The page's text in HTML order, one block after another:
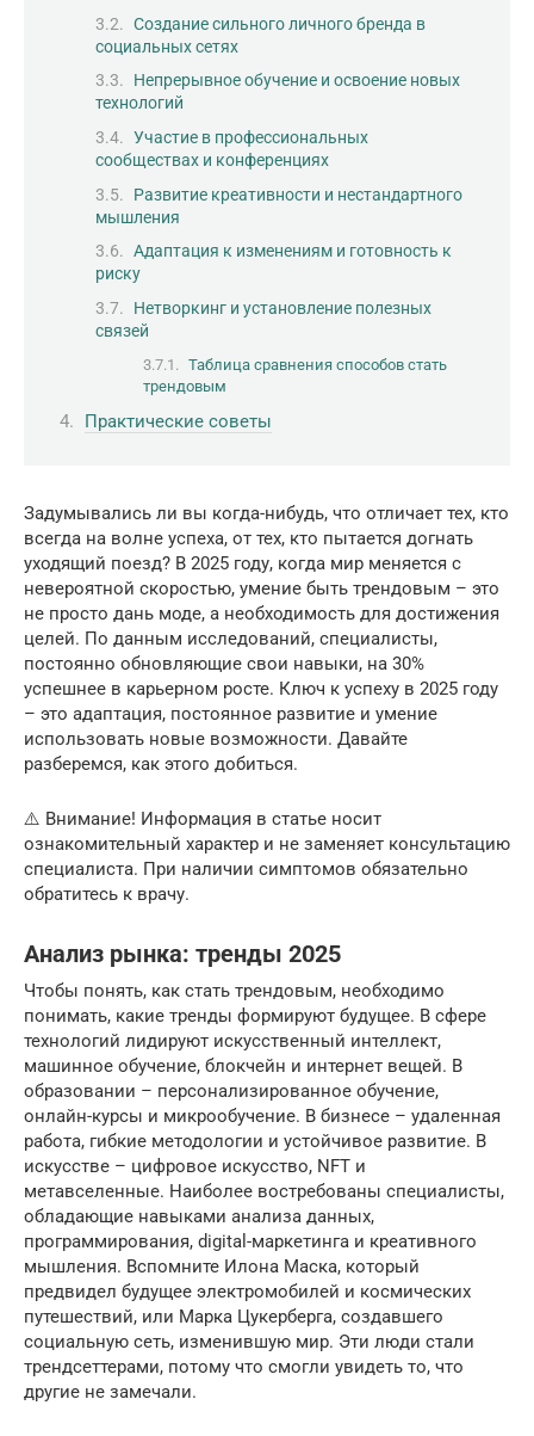
Создание сильного личного бренда в
социальных сетях
Непрерывное обучение и освоение новых
технологий
Участие в профессиональных
сообществах и конференциях
Развитие креативности и нестандартного
мышления
Адаптация к изменениям и готовность к
риску
Нетворкинг и установление полезных
связей
Таблица сравнения способов стать
трендовым
Практические советы
Задумывались ли вы когда-нибудь, что отличает тех, кто
всегда на волне успеха, от тех, кто пытается догнать
уходящий поезд? В 2025 году, когда мир меняется с
невероятной скоростью, умение быть трендовым – это
не просто дань моде, а необходимость для достижения
целей. По данным исследований, специалисты,
постоянно обновляющие свои навыки, на 30%
успешнее в карьерном росте. Ключ к успеху в 2025 году
– это адаптация, постоянное развитие и умение
использовать новые возможности. Давайте
разберемся, как этого добиться.
⚠️ Внимание! Информация в статье носит
ознакомительный характер и не заменяет консультацию
специалиста. При наличии симптомов обязательно
обратитесь к врачу.
Анализ рынка: тренды 2025
Чтобы понять, как стать трендовым, необходимо
понимать, какие тренды формируют будущее. В сфере
технологий лидируют искусственный интеллект,
машинное обучение, блокчейн и интернет вещей. В
образовании – персонализированное обучение,
онлайн-курсы и микрообучение. В бизнесе – удаленная
работа, гибкие методологии и устойчивое развитие. В
искусстве – цифровое искусство, NFT и
метавселенные. Наиболее востребованы специалисты,
обладающие навыками анализа данных,
программирования, digital-маркетинга и креативного
мышления. Вспомните Илона Маска, который
предвидел будущее электромобилей и космических
путешествий, или Марка Цукерберга, создавшего
социальную сеть, изменившую мир. Эти люди стали
трендсеттерами, потому что смогли увидеть то, что
другие не замечали.